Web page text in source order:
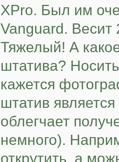
XPro. Был им
Vanguard.
Тяжелый! А
штатива?
кажется
штатив
облегчает
немного).
открутить, а